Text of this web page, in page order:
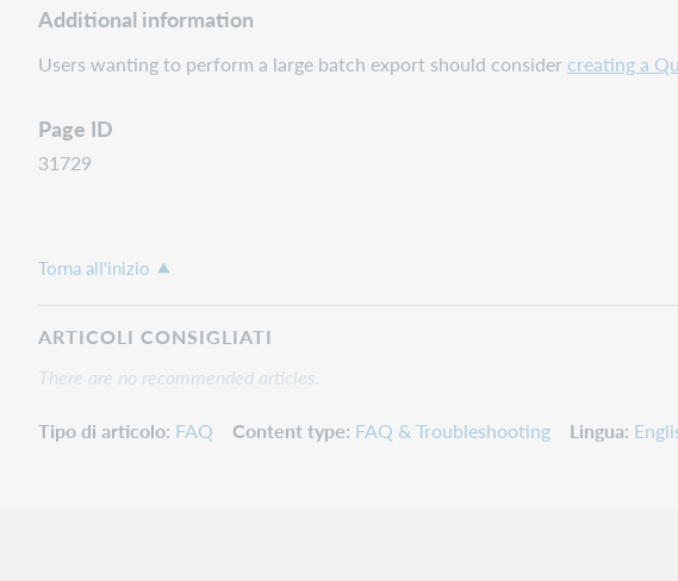
Additional information
Users wanting to perform a large batch export should consider creating a
Page ID
31729
Torna all'inizio
ARTICOLI CONSIGLIATI
There are no recommended articles.
Tipo di articolo FAQ Content type FAQ & Troubleshooting Lingua